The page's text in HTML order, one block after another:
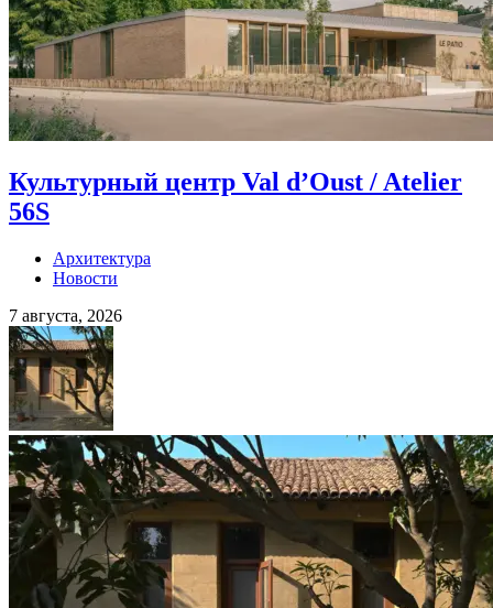
Культурный центр Val d’Oust / Atelier
56S
Архитектура
Новости
7 августа, 2026